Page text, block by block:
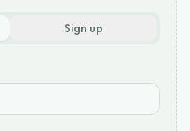
Sign up